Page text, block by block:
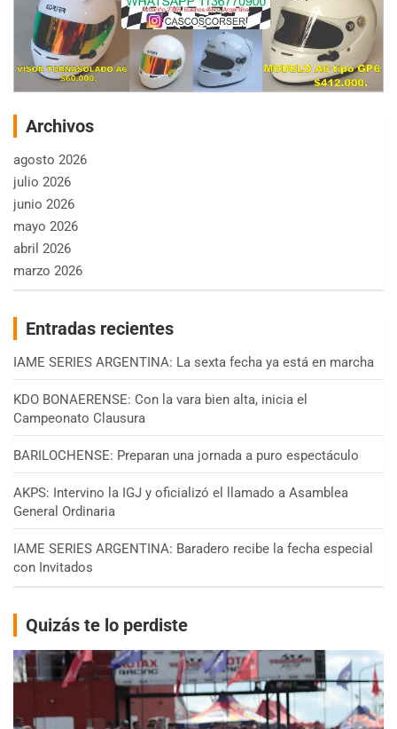
Archivos
agosto 2026
julio 2026
junio 2026
mayo 2026
abril 2026
marzo 2026
Entradas recientes
IAME SERIES ARGENTINA: La sexta fecha ya está en marcha
KDO BONAERENSE: Con la vara bien alta, inicia el
Campeonato Clausura
BARILOCHENSE: Preparan una jornada a puro espectáculo
AKPS: Intervino la IGJ y oficializó el llamado a Asamblea
General Ordinaria
IAME SERIES ARGENTINA: Baradero recibe la fecha especial
con Invitados
Quizás te lo perdiste